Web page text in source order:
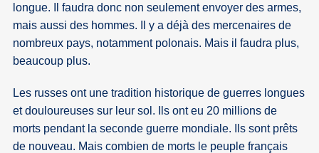
longue. Il faudra donc non seulement envoyer des armes,
mais aussi des hommes. Il y a déjà des mercenaires de
nombreux pays, notamment polonais. Mais il faudra plus,
beaucoup plus.
Les russes ont une tradition historique de guerres longues
et douloureuses sur leur sol. Ils ont eu 20 millions de
morts pendant la seconde guerre mondiale. Ils sont prêts
de nouveau. Mais combien de morts le peuple français